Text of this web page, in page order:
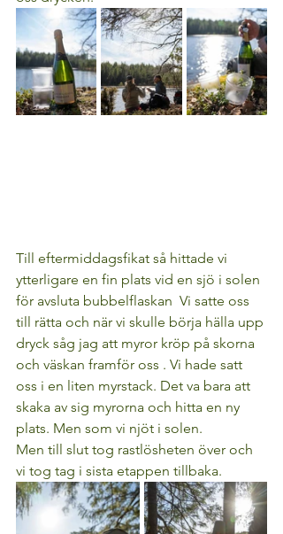
Till eftermiddagsfikat så hittade vi
ytterligare en fin plats vid en sjö i solen
för avsluta bubbelflaskan  Vi satte oss
till rätta och när vi skulle börja hälla upp
dryck såg jag att myror kröp på skorna
och väskan framför oss . Vi hade satt
oss i en liten myrstack. Det va bara att
skaka av sig myrorna och hitta en ny
plats. Men som vi njöt i solen.
Men till slut tog rastlösheten över och
vi tog tag i sista etappen tillbaka.